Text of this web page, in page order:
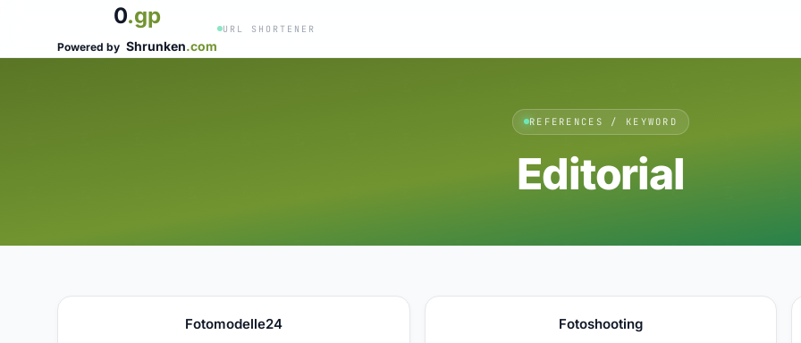
0.gp
Powered by Shrunken.com
URL SHORTENER
REFERENCES / KEYWORD
Editorial
Fotomodelle24 Fotoshooting